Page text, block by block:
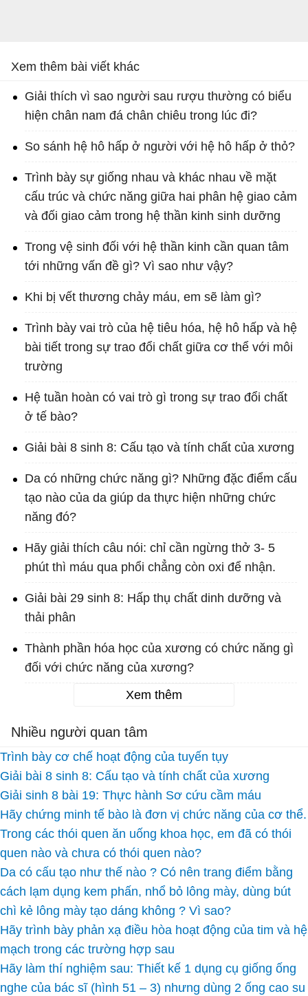
Xem thêm bài viết khác
Giải thích vì sao người sau rượu thường có biểu
hiện chân nam đá chân chiêu trong lúc đi?
So sánh hệ hô hấp ở người với hệ hô hấp ở thỏ?
Trình bày sự giống nhau và khác nhau về mặt
cấu trúc và chức năng giữa hai phân hệ giao cảm
và đối giao cảm trong hệ thần kinh sinh dưỡng
Trong vệ sinh đối với hệ thần kinh cần quan tâm
tới những vấn đề gì? Vì sao như vậy?
Khi bị vết thương chảy máu, em sẽ làm gì?
Trình bày vai trò của hệ tiêu hóa, hệ hô hấp và hệ
bài tiết trong sự trao đổi chất giữa cơ thể với môi
trường
Hệ tuần hoàn có vai trò gì trong sự trao đổi chất
ở tế bào?
Giải bài 8 sinh 8: Cấu tạo và tính chất của xương
Da có những chức năng gì? Những đặc điểm cấu
tạo nào của da giúp da thực hiện những chức
năng đó?
Hãy giải thích câu nói: chỉ cần ngừng thở 3- 5
phút thì máu qua phổi chẳng còn oxi để nhận.
Giải bài 29 sinh 8: Hấp thụ chất dinh dưỡng và
thải phân
Thành phần hóa học của xương có chức năng gì
đối với chức năng của xương?
Xem thêm
Nhiều người quan tâm
Trình bày cơ chế hoạt động của tuyến tụy
Giải bài 8 sinh 8: Cấu tạo và tính chất của xương
Giải sinh 8 bài 19: Thực hành Sơ cứu cầm máu
Hãy chứng minh tế bào là đơn vị chức năng của cơ thể.
Trong các thói quen ăn uống khoa học, em đã có thói
quen nào và chưa có thói quen nào?
Da có cấu tạo như thế nào ? Có nên trang điểm bằng
cách lạm dụng kem phấn, nhổ bỏ lông mày, dùng bút
chì kẻ lông mày tạo dáng không ? Vì sao?
Hãy trình bày phản xạ điều hòa hoạt động của tim và hệ
mạch trong các trường hợp sau
Hãy làm thí nghiệm sau: Thiết kế 1 dụng cụ giống ống
nghe của bác sĩ (hình 51 – 3) nhưng dùng 2 ống cao su